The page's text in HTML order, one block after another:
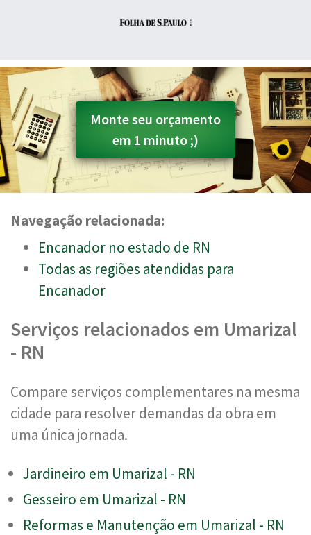
Monte seu orçamento
em 1 minuto ;)
Navegação relacionada:
Encanador no estado de RN
Todas as regiões atendidas para
Encanador
Serviços relacionados em Umarizal
- RN
Compare serviços complementares na mesma
cidade para resolver demandas da obra em
uma única jornada.
Jardineiro em Umarizal - RN
Gesseiro em Umarizal - RN
Reformas e Manutenção em Umarizal - RN